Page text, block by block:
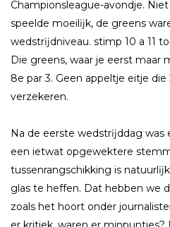
Championsleague-avondje.
speelde moeilĳk, de greens
wedstrĳdniveau. stimp 10 a 11
Die greens, waar je eerst maar
8e par 3. Geen appeltje eitje
verzekeren.
Na de eerste wedstrĳddag was
een ietwat opgewektere
tussenrangschikking is
glas te heffen. Dat hebben we
zoals het hoort onder